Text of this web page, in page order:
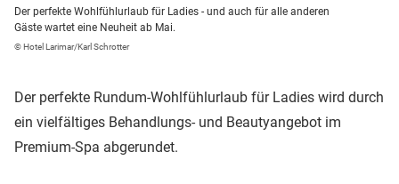
Der perfekte Wohlfühlurlaub für Ladies - und auch für alle anderen
Gäste wartet eine Neuheit ab Mai.
© Hotel Larimar/Karl Schrotter
Der perfekte Rundum-Wohlfühlurlaub für Ladies wird durch
ein vielfältiges Behandlungs- und Beautyangebot im
Premium-Spa abgerundet.